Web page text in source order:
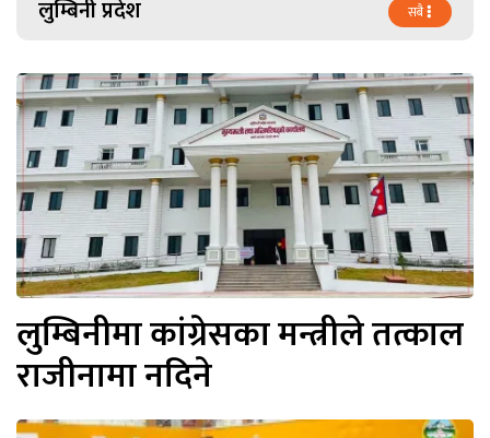
लुम्बिनी प्रदेश सबै
लुम्बिनीमा कांग्रेसका मन्त्रीले तत्काल
राजीनामा नदिने